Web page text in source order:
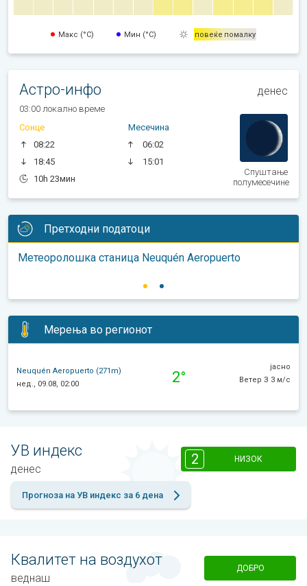
Макс (°C) Мин (°C) повеќе помалку
Астро-инфо денес
03:00 локално време
Сонце
08:22
18:45
10h 23мин
Месечина
06:02
15:01
Спуштање
полумесечине
Претходни податоци
Метеоролошка станица Neuquén Aeropuerto
Мерења во регионот
Neuquén Aeropuerto (271m)
нед., 09.08, 02:00
2°
јасно
Ветер З 3 м/с
УВ индекс
денес
2 НИЗОК
Прогноза на УВ индекс за 6 дена
Квалитет на воздухот
веднаш
ДОБРО